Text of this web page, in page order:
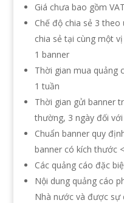
Giá chưa bao gồm
Chế độ chia sẻ 3
chia sẻ tại cùng một
1 banner
Thời gian mua quảng
1 tuần
Thời gian gửi banner
thường, 3 ngày đối
Chuẩn banner quy
banner có kích thước
Các quảng cáo đặc
Nội dung quảng cáo
Nhà nước và được sự